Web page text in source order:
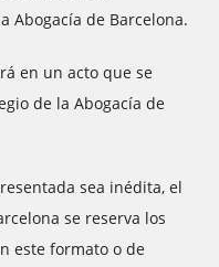
Abogacía de Barcelona.
en un acto que se
de la Abogacía de
sea inédita, el
se reserva los
este formato o de